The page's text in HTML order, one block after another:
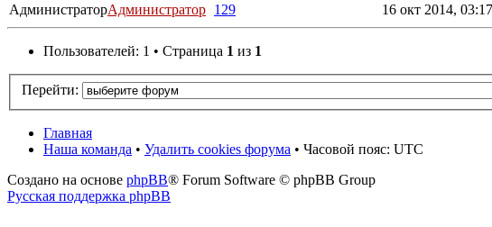
АдминистраторАдминистратор 129 16 окт 2014, 03:17
Пользователей: 1 • Страница 1 из 1
Перейти:
Главная
Наша команда • Удалить cookies форума • Часовой пояс: UTC
Создано на основе phpBB® Forum Software © phpBB Group
Русская поддержка phpBB